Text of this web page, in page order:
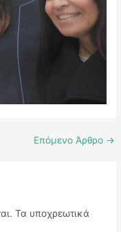
Επόμενο Άρθρο →
Τα υποχρεωτικά